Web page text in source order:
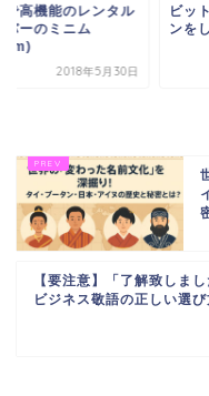
で高機能のレンタル
バーのミニム
2018年5月30日
ビッ
ンを
【要注意】「了解致しま
ビジネス敬語の正しい選